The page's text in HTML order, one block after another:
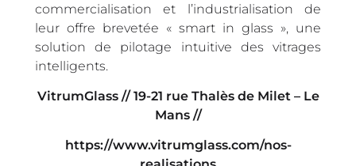
commercialisation et l’industrialisation de
leur offre brevetée « smart in glass », une
solution de pilotage intuitive des vitrages
intelligents.
VitrumGlass // 19-21 rue Thalès de Milet– Le
Mans //
https://www.vitrumglass.com/nos-